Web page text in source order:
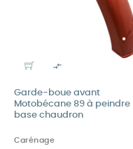

Garde-boue avant
Motobécane 89 à peindre
base chaudron
Carénage